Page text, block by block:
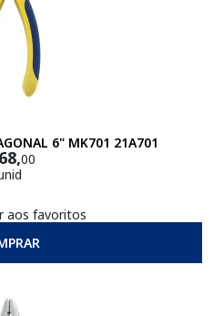
6" MK701 21A701
68,00
aos favoritos